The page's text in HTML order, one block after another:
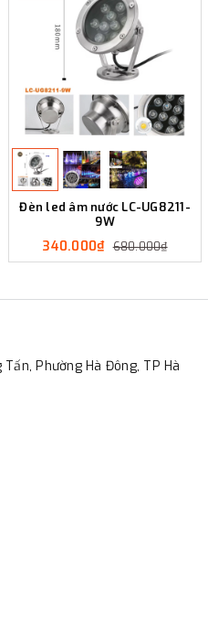
Đèn led âm nước LC-UG8211-
9W
340.000₫ 680.000₫
Phường Hà Đông, TP Hà